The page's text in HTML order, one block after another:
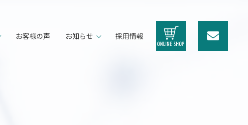
お客様の声 お知らせ 採用情報